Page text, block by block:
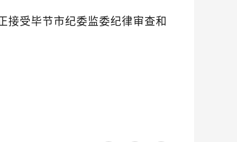
接受毕节市纪委监委纪律审查和